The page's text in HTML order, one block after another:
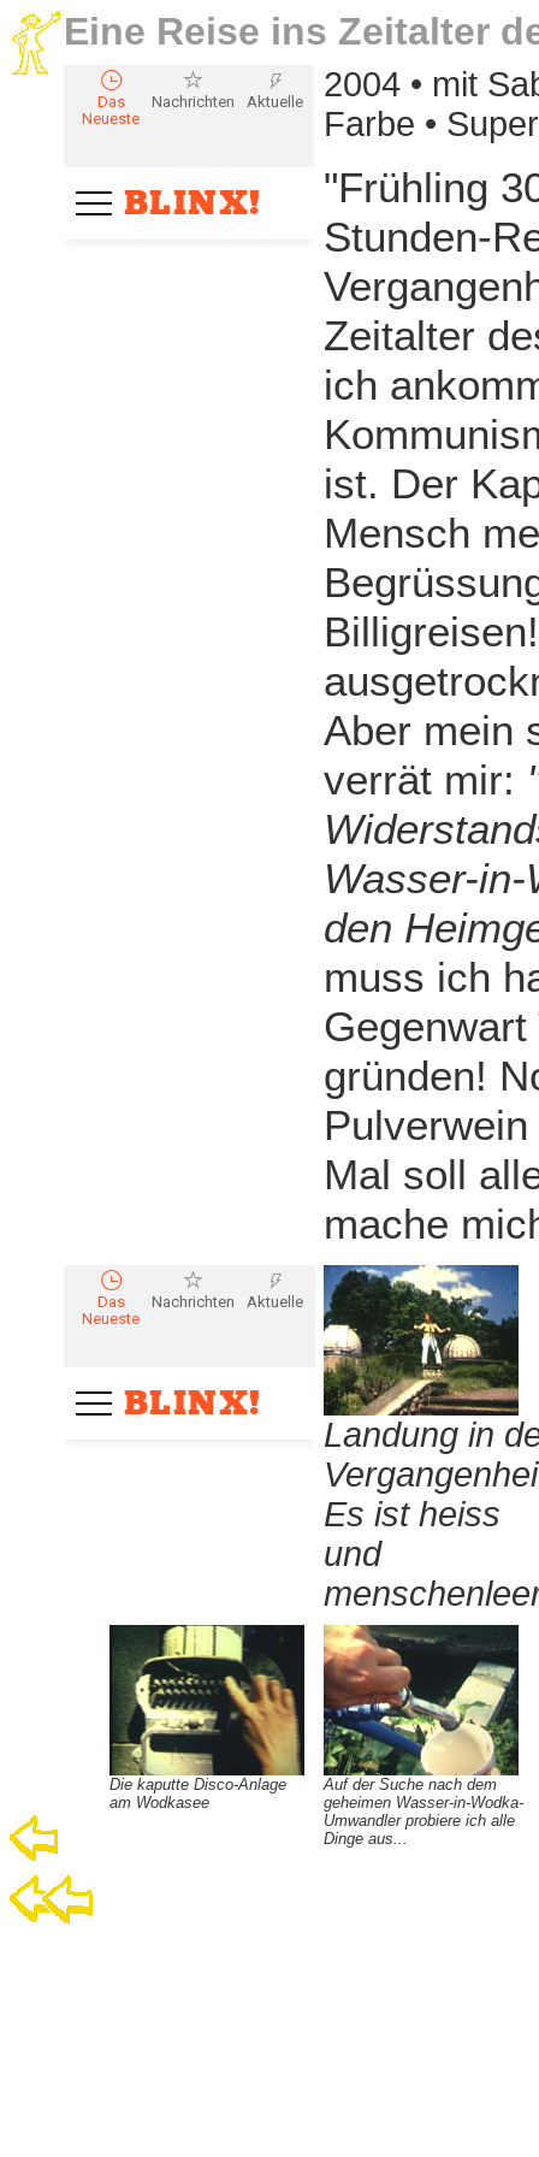
Eine Reise ins Zeitalter
2004 • mit
Farbe •
"Frühling
Stunden-
Zeitalter
ich
ist. Der
Mensch
Aber mein
verrät mir:
Wasser-
den
muss ich
gründen!
Mal soll
mache
Landung in
Es ist heiss
und
Die kaputte Disco-Anlage
am Wodkasee
Auf der Suche nach dem
geheimen Wasser-in-Wodka-
Umwandler probiere ich alle
Dinge aus...